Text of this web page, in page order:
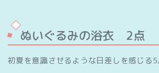
ぬいぐるみの浴衣 2点
初夏を意識させるような日差しを感じる5